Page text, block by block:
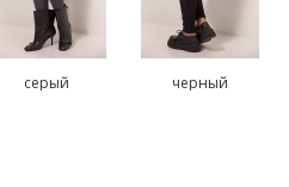
серый черный